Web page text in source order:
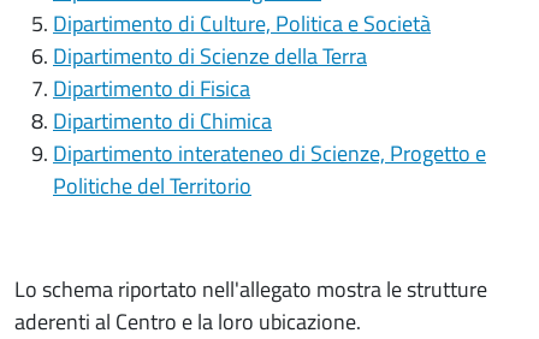
Dipartimento di Culture, Politica e Società
Dipartimento di Scienze della Terra
Dipartimento di Fisica
Dipartimento di Chimica
Dipartimento interateneo di Scienze, Progetto e
Politiche del Territorio
Lo schema riportato nell'allegato mostra le strutture
aderenti al Centro e la loro ubicazione.